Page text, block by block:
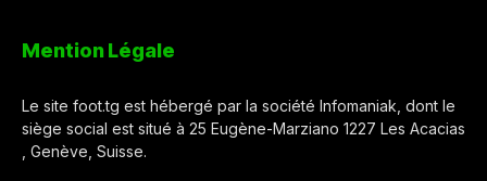
Mention Légale
Le site foot.tg est hébergé par la société Infomaniak, dont le
siège social est situé à 25 Eugène-Marziano 1227 Les Acacias
, Genève, Suisse.